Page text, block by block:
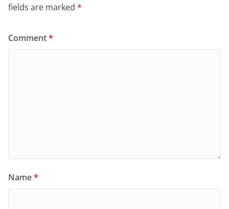
fields are marked *
Comment*
Name*